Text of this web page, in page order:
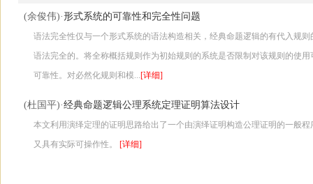
(余俊伟)·形式系统的可靠性和完全性问题
语法完全性仅与一个形式系统的语法构造相关，经典命题逻辑的有代入规
语法完全的。将全称概括规则作为初始规则的系统是否限制对该规则的使
可靠性。对必然化规则和模...[详细]
(杜国平)·经典命题逻辑公理系统定理证明算法设计
本文利用演绎定理的证明思路给出了一个由演绎证明构造公理证明的一般
又具有实际可操作性。 [详细]